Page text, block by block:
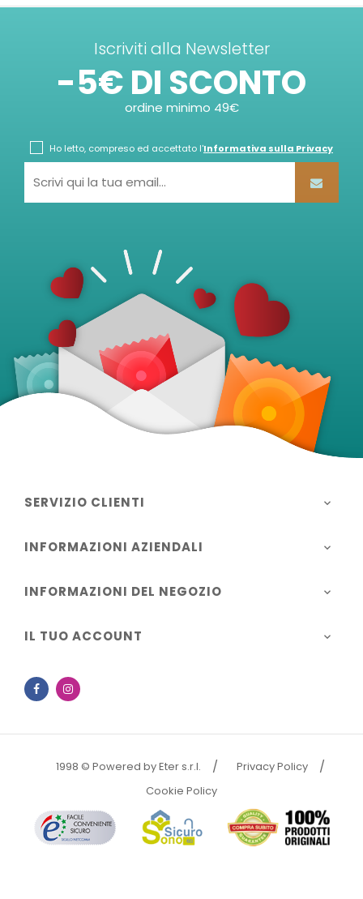
Iscriviti alla Newsletter
-5€ DI SCONTO
ordine minimo 49€
Ho letto, compreso ed accettato l'Informativa sulla Privacy
SERVIZIO CLIENTI 
INFORMAZIONI AZIENDALI 
INFORMAZIONI DEL NEGOZIO 
IL TUO ACCOUNT 
Facebook
1998 © Powered by Eter s.r.l.
Privacy Policy
Cookie Policy